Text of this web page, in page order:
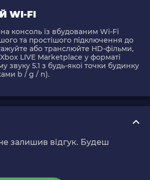
WI-FI
консоль із вбудованим Wi-Fi
та простішого підключення до
або транслюйте HD-фільми,
Xbox LIVE Marketplace у форматі
звуку 5.1 з будь-якої точки будинку
b / g / n).
залишив відгук. Будеш